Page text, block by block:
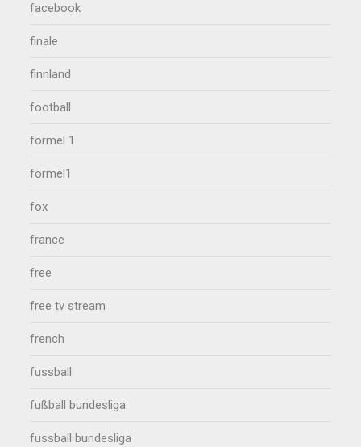
facebook
finale
finnland
football
formel 1
formel1
fox
france
free
free tv stream
french
fussball
fußball bundesliga
fussball bundesliga